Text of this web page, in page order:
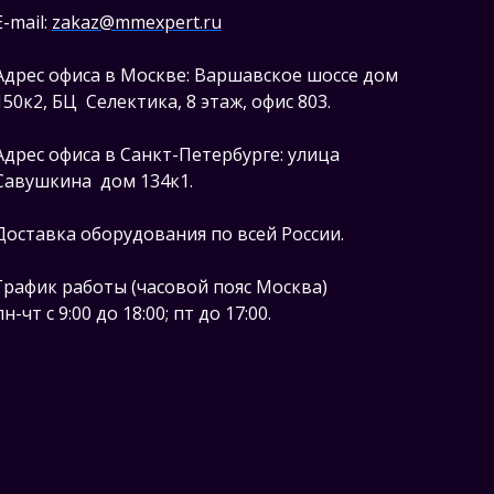
mail: zakaz@mmexpert.ru
офиса в Москве: Варшавское шоссе дом
БЦ Селектика, 8 этаж, офис 803.
офиса в Санкт-Петербурге: улица
дом 134к1.
оборудования по всей России.
работы (часовой пояс Москва)
чт с 9:00 до 18:00; пт до 17:00.